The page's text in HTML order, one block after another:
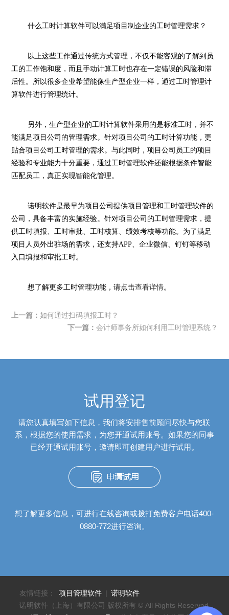
什么工时计算软件可以满足项目制企业的工时管理需求？
以上这些工作通过传统方式管理，不仅不能客观的了解到员
工的工作饱和度，而且手动计算工时也存在一定错误的风险和滞
后性。所以很多企业希望能像生产型企业一样，通过工时管理计
算软件进行管理统计。
另外，生产型企业的工时计算软件采用的是标准工时，并不
能满足项目公司的管理需求。针对项目公司的工时计算功能，更
贴合项目公司工时管理的需求。与此同时，项目公司员工的项目
经验和专业能力十分重要，通过工时管理软件还能根据条件智能
匹配员工，真正实现智能化管理。
诺明软件是最早为项目公司提供项目管理和工时管理软件的
公司，具备丰富的实施经验。针对项目公司的工时管理需求，提
供工时填报、工时审批、工时核算、绩效考核等功能。为了满足
项目人员外出驻场的需求，还支持APP、企业微信、钉钉等移动
入口填报和审批工时。
想了解更多工时管理功能，请点击查看详情。
上一篇：如何通过扫码填报工时？
下一篇： 会计师事务所如何利用工时管理系统？
试用登记
请您认真填写如下信息，我们将安排售前顾问尽快与您联
系，根据您的使用需求，为您开通试用账号。如果您的同事
已经开通试用账号，邀请即可创建用户进行试用。
想了解更多信息，可进行在线咨询或拨打免费客户电话400-
0880-772进行咨询。
友情链接： 项目管理软件 | 诺明软件
诺明软件（上海）有限公司 版权所有 © All Rights Reserved